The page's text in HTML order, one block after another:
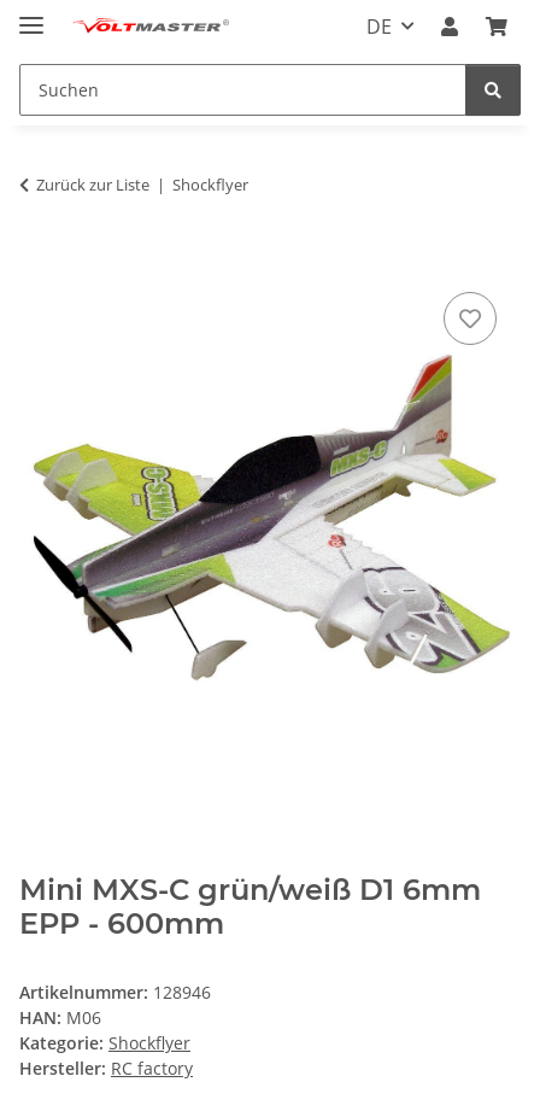
DE
Zurück zur Liste Shockflyer
Mini MXS-C grün/weiß D1 6mm
EPP - 600mm
Artikelnummer: 128946
HAN: M06
Kategorie: Shockflyer
Hersteller: RC factory